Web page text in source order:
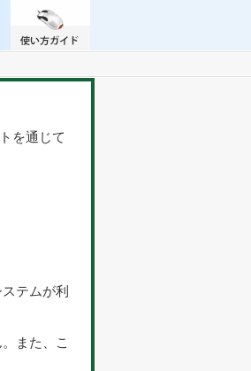
を通じて
テムが利
また、こ